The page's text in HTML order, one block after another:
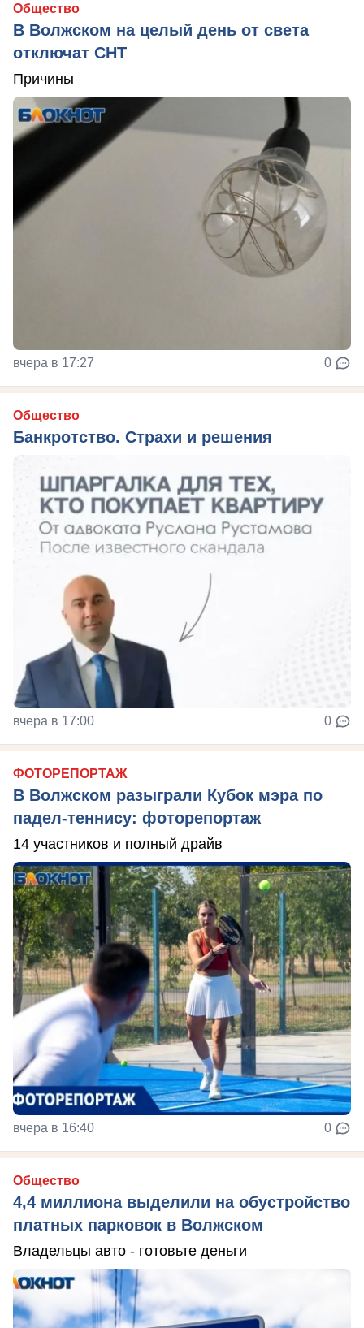
Общество
В Волжском на целый день от света
отключат СНТ
Причины
вчера в 17:27 0
Общество
Банкротство. Страхи и решения
вчера в 17:00 0
ФОТОРЕПОРТАЖ
В Волжском разыграли Кубок мэра по
падел-теннису: фоторепортаж
14 участников и полный драйв
вчера в 16:40 0
Общество
4,4 миллиона выделили на обустройство
платных парковок в Волжском
Владельцы авто - готовьте деньги